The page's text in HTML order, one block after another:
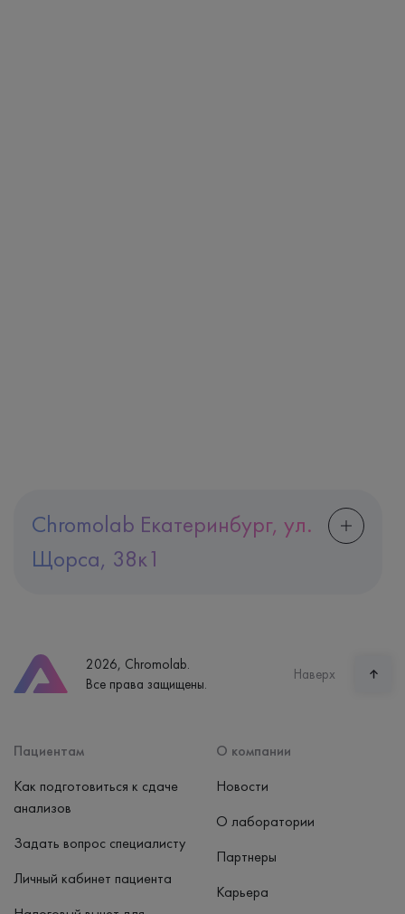
Chromolab Екатеринбург, ул.
Щорса, 38к1
Часы работы
пн-вс: 7:30-15:00
2026, Chromolab.
Все права защищены.
Наверх
Пациентам
Как подготовиться к сдаче
анализов
Задать вопрос специалисту
Личный кабинет пациента
О компании
Новости
О лаборатории
Партнеры
Карьера